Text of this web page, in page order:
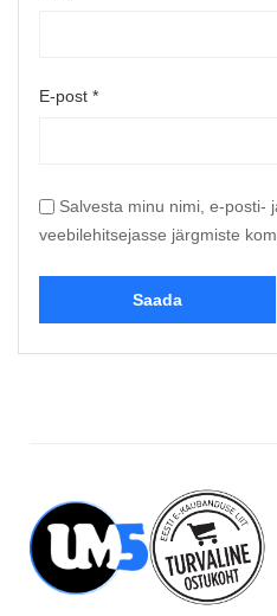
E-post *
Salvesta minu nimi, e-posti-
veebilehitsejasse järgmiste